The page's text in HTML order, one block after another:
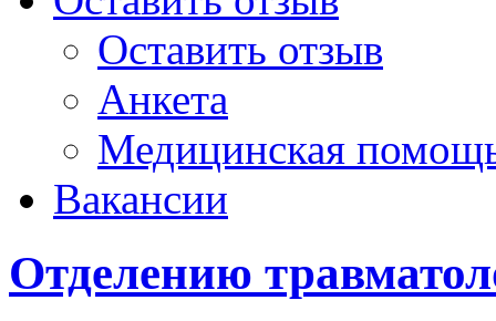
Оставить отзыв
Анкета
Медицинская
Вакансии
Отделению